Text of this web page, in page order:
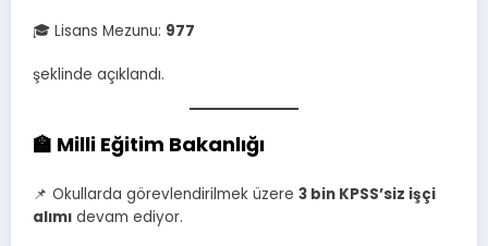
🎓 Lisans Mezunu: 977
şeklinde açıklandı.
🏫 Milli Eğitim Bakanlığı
📌 Okullarda görevlendirilmek üzere 3 bin KPSS’siz işçi
alımı devam ediyor.